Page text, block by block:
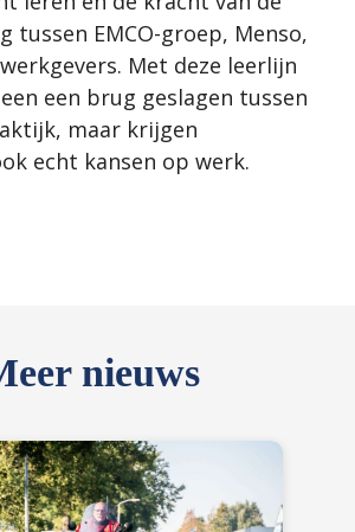
tussen EMCO-groep, Menso,
Met deze leerlijn
een brug geslagen tussen
maar krijgen
echt kansen op werk.
nieuws